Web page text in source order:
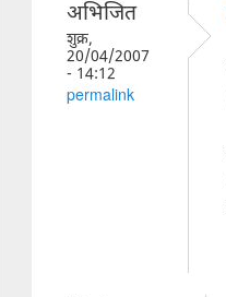
अभिजित
शुक्र,
20/04/2007
- 14:12
permalink